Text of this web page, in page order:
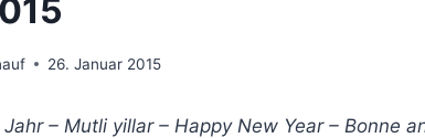
26. Januar 2015
– Mutli yillar – Happy New Year – Bonne